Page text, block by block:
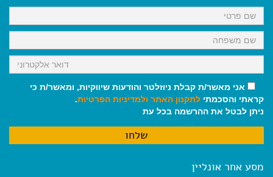
k
p
m
אני מאשר/ת קבלת ניוזלטר והודעות שיווקיות, ומאשר/ת כי
קראתי והסכמתי לתקנון האתר ולמדיניות הפרטיות.
ניתן לבטל את ההרשמה בכל עת
מסע אחר אונליין